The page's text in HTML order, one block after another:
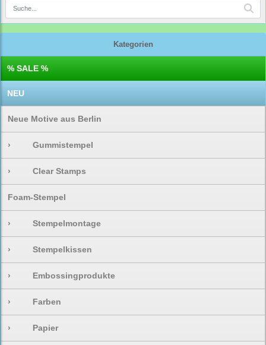
Kategorien
% SALE %
NEU
Neue Motive aus Berlin
› Gummistempel
› Clear Stamps
Foam-Stempel
› Stempelmontage
› Stempelkissen
› Embossingprodukte
› Farben
› Papier